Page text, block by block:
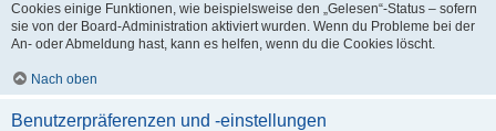
Cookies einige Funktionen, wie beispielsweise den „Gelesen“-Status – sofern
sie von der Board-Administration aktiviert wurden. Wenn du Probleme bei der
An- oder Abmeldung hast, kann es helfen, wenn du die Cookies löscht.
Nach oben
Benutzerpräferenzen und -einstellungen